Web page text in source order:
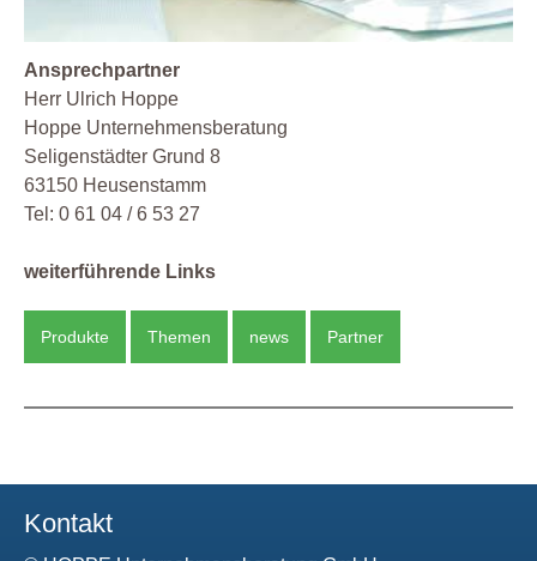
Ansprechpartner
Herr Ulrich Hoppe
Hoppe Unternehmensberatung
Seligenstädter Grund 8
63150 Heusenstamm
Tel: 0 61 04 / 6 53 27
weiterführende Links
Produkte Themen news Partner
Kontakt